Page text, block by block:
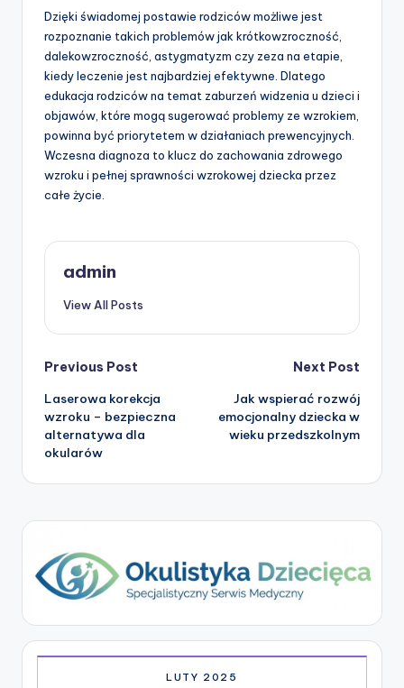
Dzięki świadomej postawie rodziców możliwe jest
rozpoznanie takich problemów jak krótkowzroczność,
dalekowzroczność, astygmatyzm czy zeza na etapie,
kiedy leczenie jest najbardziej efektywne. Dlatego
edukacja rodziców na temat zaburzeń widzenia u dzieci i
objawów, które mogą sugerować problemy ze wzrokiem,
powinna być priorytetem w działaniach prewencyjnych.
Wczesna diagnoza to klucz do zachowania zdrowego
wzroku i pełnej sprawności wzrokowej dziecka przez
całe życie.
admin
View All Posts
Post
navigation
Previous Post
Laserowa korekcja
wzroku – bezpieczna
alternatywa dla
okularów
Next Post
Jak wspierać rozwój
emocjonalny dziecka w
wieku przedszkolnym
LUTY 2025